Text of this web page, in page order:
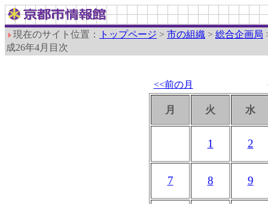
現在のサイト位置： トップページ > 市の組織 > 総合企画局
成26年4月目次
<<前の月
月 火 水
1 2
7 8 9